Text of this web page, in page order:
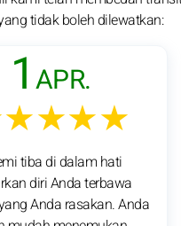
tidak boleh dilewatkan:
1 APR.
tiba di dalam hati
diri Anda terbawa
Anda rasakan. Anda